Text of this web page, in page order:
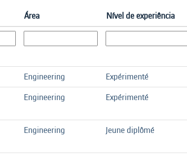
Área Nível de experiência
Engineering Expérimenté
Engineering Expérimenté
Engineering Jeune diplômé